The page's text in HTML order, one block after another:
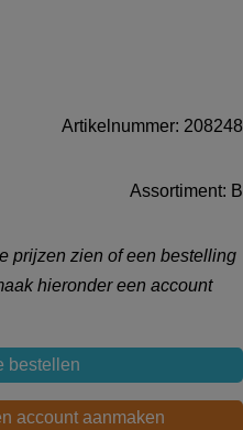
Artikelnummer: 208248
Assortiment: B
prijzen zien of een bestelling
hieronder een account
bestellen
account aanmaken